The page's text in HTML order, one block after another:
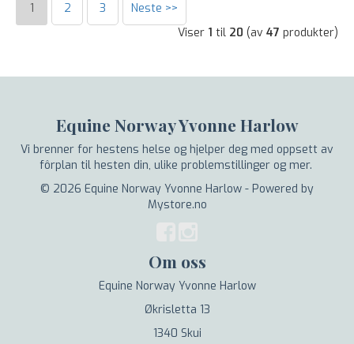
1 2 3
Neste >>
Viser 1 til 20 (av 47 produkter)
Equine Norway Yvonne Harlow
Vi brenner for hestens helse og hjelper deg med oppsett av
fôrplan til hesten din, ulike problemstillinger og mer.
© 2026 Equine Norway Yvonne Harlow - Powered by
Mystore.no
Om oss
Equine Norway Yvonne Harlow
Økrisletta 13
1340 Skui